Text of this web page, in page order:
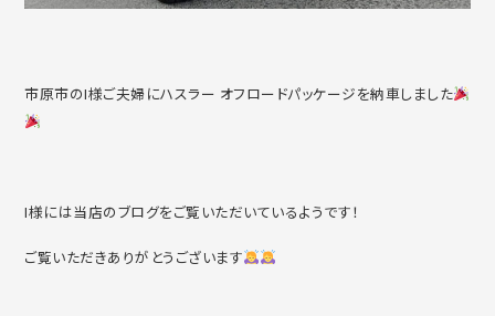
市原市のI様ご夫婦にハスラー オフロードパッケージを納車しました
I様には当店のブログをご覧いただいているようです！
ご覧いただきありがとうございます